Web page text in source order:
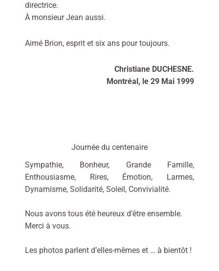
directrice.
À monsieur Jean aussi.
Aimé Brion, esprit et six ans pour toujours.
Christiane DUCHESNE.
Montréal, le 29 Mai 1999
Journée du centenaire
Sympathie, Bonheur, Grande Famille,
Enthousiasme, Rires, Émotion, Larmes,
Dynamisme, Solidarité, Soleil, Convivialité.
Nous avons tous été heureux d’être ensemble.
Merci à vous.
Les photos parlent d’elles-mêmes et … à bientôt !